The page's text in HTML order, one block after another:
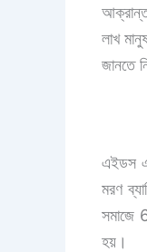
লাখ
জানতে
এইডস
মরণ
সমাজে
হয়।